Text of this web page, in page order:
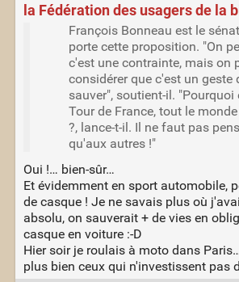
la Fédération des usagers de la
François Bonneau est le
porte cette proposition. "On
c'est une contrainte, mais on
considérer que c'est un geste
sauver", soutient-il. "Pourquoi
Tour de France, tout le
?, lance-t-il. Il ne faut pas
qu'aux autres !"
Oui !… bien-sûr…
Et évidemment en sport automobile,
de casque ! Je ne savais plus où
absolu, on sauverait + de vies en
casque en voiture :-D
Hier soir je roulais à moto dans
plus bien ceux qui n'investissent pas